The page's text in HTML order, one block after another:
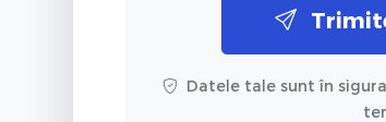
Datele tale sunt în